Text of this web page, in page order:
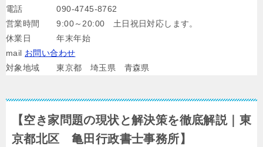
電話 090-4745-8762
営業時間 9:00～20:00 土日祝日対応します。
休業日 年末年始
mail お問い合わせ
対象地域 東京都 埼玉県 青森県
【空き家問題の現状と解決策を徹底解説｜東
京都北区 亀田行政書士事務所】